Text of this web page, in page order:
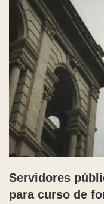
Servidores
para curso de